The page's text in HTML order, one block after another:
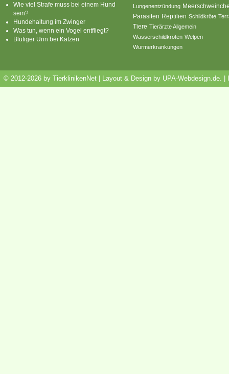
Wie viel Strafe muss bei einem Hund
sein?
Hundehaltung im Zwinger
Was tun, wenn ein Vogel entfliegt?
Blutiger Urin bei Katzen
Lungenentzündung
Parasiten Reptilien Schildkröte
Tiere Tierärzte Allgemein
Wasserschildkröten Welpen
Wurmerkrankungen
© 2012-2026 by TierklinikenNet | Layout & Design by UPA-Webdesign.de.